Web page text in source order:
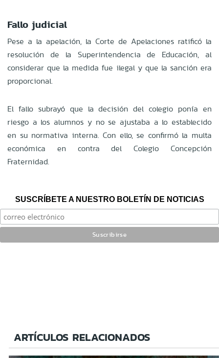
Fallo judicial
Pese a la apelación, la Corte de Apelaciones ratificó la
resolución de la Superintendencia de Educación, al
considerar que la medida fue ilegal y que la sanción era
proporcional.
El fallo subrayó que la decisión del colegio ponía en
riesgo a los alumnos y no se ajustaba a lo establecido
en su normativa interna. Con ello, se confirmó la multa
económica en contra del Colegio Concepción
Fraternidad.
SUSCRÍBETE A NUESTRO BOLETÍN DE NOTICIAS
ARTÍCULOS RELACIONADOS